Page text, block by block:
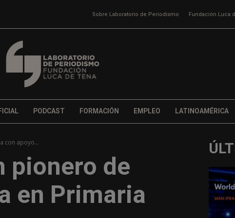
Sobre Laboratorio de Periodismo Fundación Luca
PODCAST FORMACIÓN EMPLEO LATINOAMÉRICA
con apoyo...
pionero de
en Primaria